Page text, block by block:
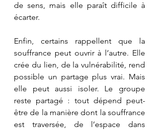
de sens, mais elle paraît difficile à
écarter.
Enfin, certains rappellent que la
souffrance peut ouvrir à l’autre. Elle
crée du lien, de la vulnérabilité, rend
possible un partage plus vrai. Mais
elle peut aussi isoler. Le groupe
reste partagé : tout dépend peut-
être de la manière dont la souffrance
est traversée, de l’espace dans